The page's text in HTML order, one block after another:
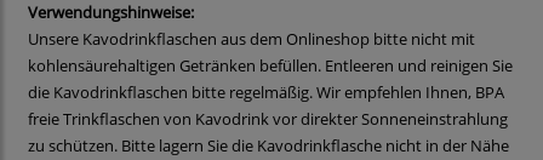
Verwendungshinweise:
Unsere Kavodrinkflaschen aus dem Onlineshop bitte nicht mit
kohlensäurehaltigen Getränken befüllen. Entleeren und reinigen Sie
die Kavodrinkflaschen bitte regelmäßig. Wir empfehlen Ihnen, BPA
freie Trinkflaschen von Kavodrink vor direkter Sonneneinstrahlung
zu schützen. Bitte lagern Sie die Kavodrinkflasche nicht in der Nähe